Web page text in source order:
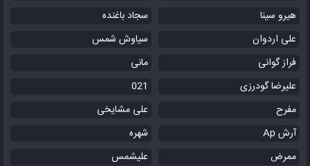
هیرو سینا
سجاد باغنده
علی اردوان
سیاوش شمس
فراز گوانی
مانی
علیرضا گودرزی
021
مفرح
علی مشایخی
آرش Ap
شهره
ممرض
علیشمس